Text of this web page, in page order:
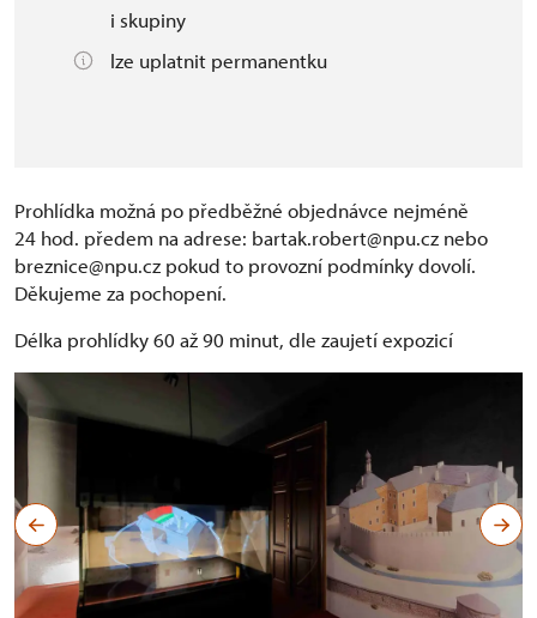
i skupiny
lze uplatnit permanentku
Prohlídka možná po předběžné objednávce nejméně
24 hod. předem na adrese: bartak.robert@npu.cz nebo
breznice@npu.cz pokud to provozní podmínky dovolí.
Děkujeme za pochopení.
Délka prohlídky 60 až 90 minut, dle zaujetí expozicí